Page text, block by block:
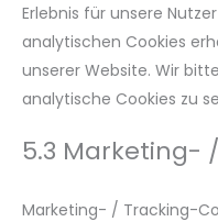
Erlebnis für unsere
analytischen Cookies
unserer Website. Wir
analytische Cookies zu
5.3 Marketing-
Marketing- / Tracking-